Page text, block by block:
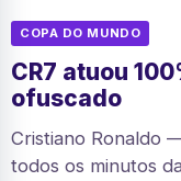
COPA DO MUNDO
CR7 atuou
ofuscado
Cristiano Ronaldo
todos os minutos